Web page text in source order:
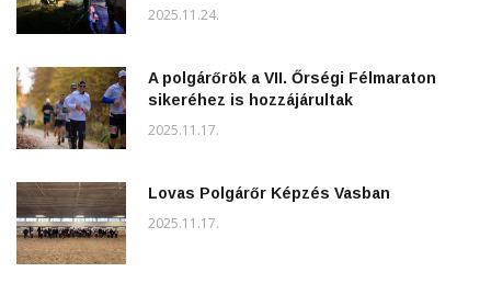
2025.11.24.
A polgárőrök a VII. Őrségi Félmaraton
sikeréhez is hozzájárultak
2025.11.17.
Lovas Polgárőr Képzés Vasban
2025.11.17.